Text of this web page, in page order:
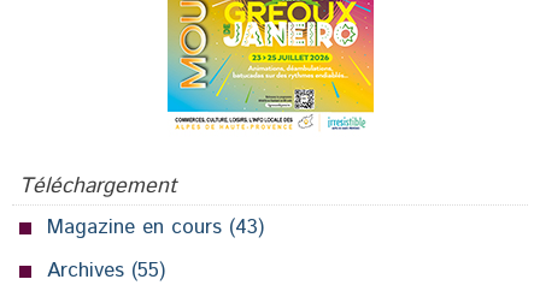
Téléchargement
Magazine en cours (43)
Archives (55)